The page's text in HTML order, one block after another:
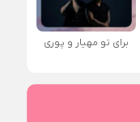
برای تو مهیار و پوری